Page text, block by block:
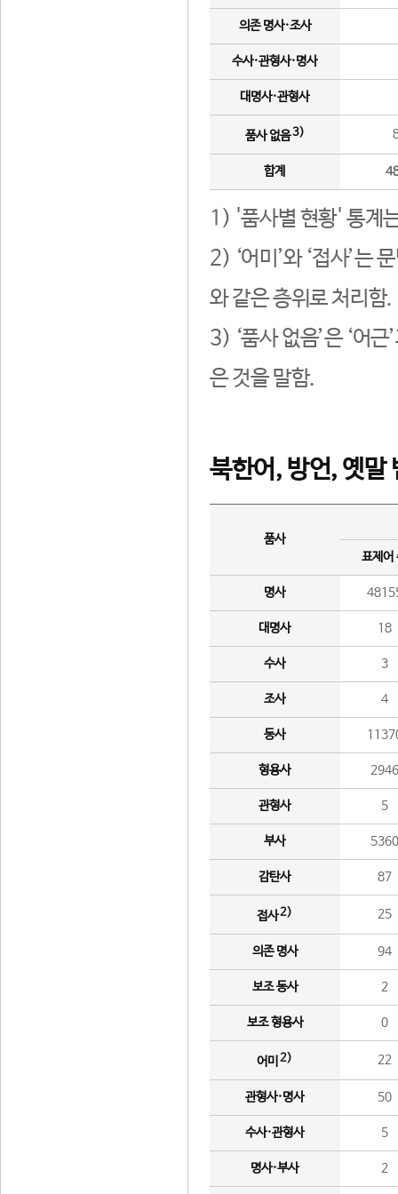
의존 명사·조사
수사·관형사·명사
대명사·관형사
품사 없음3)
합계
1) '품사별 현황' 통계
2) ‘어미’와 ‘접사’는
와 같은 층위로 처리함.
3) ‘품사 없음’은 ‘어
은 것을 말함.
북한어, 방언, 옛말
품사
표제어
명사
대명사 18
수사 3
조사 4
동사
형용사 2946
관형사 5
부사 5360
감탄사 87
접사2) 25
의존 명사 94
보조 동사 2
보조 형용사 0
어미 2) 22
관형사·명사 50
수사·관형사 5
명사·부사 2